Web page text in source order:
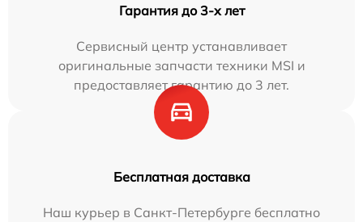
Гарантия до 3-х лет
Сервисный центр устанавливает
оригинальные запчасти техники MSI и
предоставляет гарантию до 3 лет.
Бесплатная доставка
Наш курьер в Санкт-Петербурге бесплатно